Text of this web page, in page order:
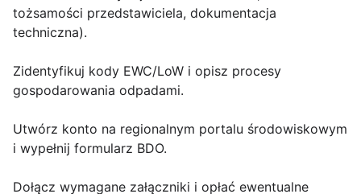
tożsamości przedstawiciela, dokumentacja
techniczna).
Zidentyfikuj kody EWC/LoW i opisz procesy
gospodarowania odpadami.
Utwórz konto na regionalnym portalu środowiskowym
i wypełnij formularz BDO.
Dołącz wymagane załączniki i opłać ewentualne